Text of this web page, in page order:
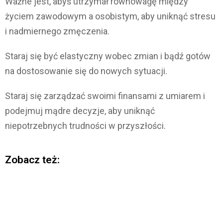
życiem zawodowym a osobistym, aby uniknąć stresu
i nadmiernego zmęczenia.
Staraj się być elastyczny wobec zmian i bądź gotów
na dostosowanie się do nowych sytuacji.
Staraj się zarządzać swoimi finansami z umiarem i
podejmuj mądre decyzje, aby uniknąć
niepotrzebnych trudności w przyszłości.
Zobacz też: